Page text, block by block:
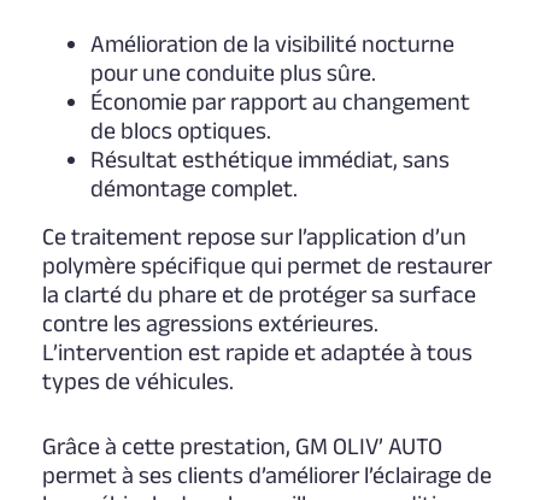
Amélioration de la visibilité nocturne
pour une conduite plus sûre.
Économie par rapport au changement
de blocs optiques.
Résultat esthétique immédiat, sans
démontage complet.
Ce traitement repose sur l’application d’un
polymère spécifique qui permet de restaurer
la clarté du phare et de protéger sa surface
contre les agressions extérieures.
L’intervention est rapide et adaptée à tous
types de véhicules.
Grâce à cette prestation, GM OLIV’ AUTO
permet à ses clients d’améliorer l’éclairage de